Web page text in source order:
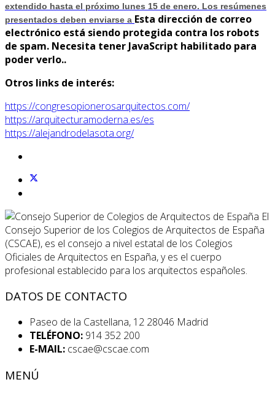
extendido hasta el próximo lunes 15 de enero. Los resúmenes
presentados deben enviarse a Esta dirección de correo
electrónico está siendo protegida contra los robots
de spam. Necesita tener JavaScript habilitado para
poder verlo..
Otros links de interés:
https://congresopionerosarquitectos.com/
https://arquitecturamoderna.es/es
https://alejandrodelasota.org/
El
Consejo Superior de los Colegios de Arquitectos de España
(CSCAE), es el consejo a nivel estatal de los Colegios
Oficiales de Arquitectos en España, y es el cuerpo
profesional establecido para los arquitectos españoles.
DATOS DE CONTACTO
Paseo de la Castellana, 12 28046 Madrid
TELÉFONO: 914 352 200
E-MAIL: cscae@cscae.com
MENÚ